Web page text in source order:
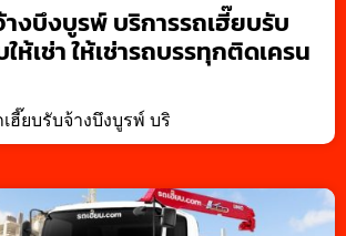
งบึงบูรพ์ บริการรถเฮี๊ยบรับ
ห้เช่า ให้เช่ารถบรรทุกติดเครน
ฮี๊ยบรับจ้างบึงบูรพ์ บริ